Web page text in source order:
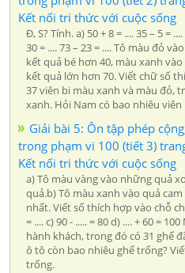
Kết nối tri thức với cuộc sống
Đ, S? Tính. a) 50 + 8 = .... 35 – 5 =
30 = .... 73 – 23 = .... Tô màu đỏ
kết quả bé hơn 40, màu xanh
kết quả lớn hơn 70. Viết chữ số
37 viên bi màu xanh và màu đỏ,
xanh. Hỏi Nam có bao nhiêu viên
Giải bài 5: Ôn tập phép
trong phạm vi 100 (tiết 3)
Kết nối tri thức với cuộc sống
a) Tô màu vàng vào những quả
quả.b) Tô màu xanh vào quả
nhất. Viết số thích hợp vào chỗ
= .... c) 90 - ..... = 80 d) .... + 60 =
hành khách, trong đó có 31 ghế
ô tô còn bao nhiêu ghế trống?
trống.